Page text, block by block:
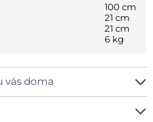
100 cm
21 cm
21 cm
6 kg
vás doma